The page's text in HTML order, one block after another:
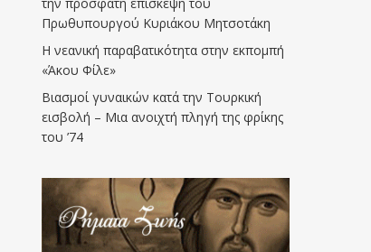
Πρωθυπουργού Κυριάκου Μητσοτάκη
Η νεανική παραβατικότητα στην εκπομπή
«Άκου Φίλε»
Βιασμοί γυναικών κατά την Τουρκική
εισβολή – Μια ανοιχτή πληγή της φρίκης
του ’74